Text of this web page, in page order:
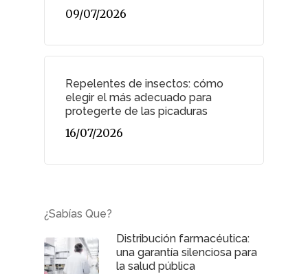
09/07/2026
Repelentes de insectos: cómo
elegir el más adecuado para
protegerte de las picaduras
16/07/2026
¿Sabías Que?
Distribución farmacéutica:
una garantía silenciosa para
la salud pública